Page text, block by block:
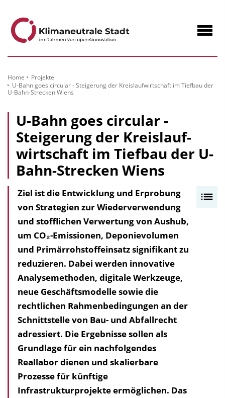
Home
Projekte
U-Bahn goes circular - Steigerung der Kreislauf­wirtschaft im Tiefbau der
U-Bahn-Strecken Wiens
U-Bahn goes circular -
Steigerung der Kreislauf­
wirtschaft im Tiefbau der U-
Bahn-Strecken Wiens
Ziel ist die Entwicklung und Erprobung
von Strategien zur Wieder­verwendung
und stofflichen Verwertung von Aushub,
um CO₂-Emissionen, Deponievolumen
und Primärrohstoffeinsatz signifikant zu
reduzieren. Dabei werden innovative
Analysemethoden, digitale Werkzeuge,
neue Geschäftsmodelle sowie die
rechtlichen Rahmen­bedingungen an der
Schnittstelle von Bau- und Abfallrecht
adressiert. Die Ergebnisse sollen als
Grundlage für ein nachfolgendes
Reallabor dienen und skalierbare
Prozesse für künftige
Infrastrukturprojekte ermöglichen. Das